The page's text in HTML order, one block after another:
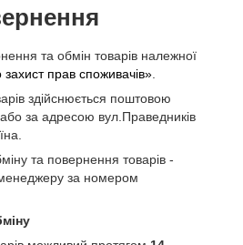
та обмін товарів належної
прав споживачів»
здійснюється поштовою
за адресою вул.Праведників
та повернення товарів -
за номером